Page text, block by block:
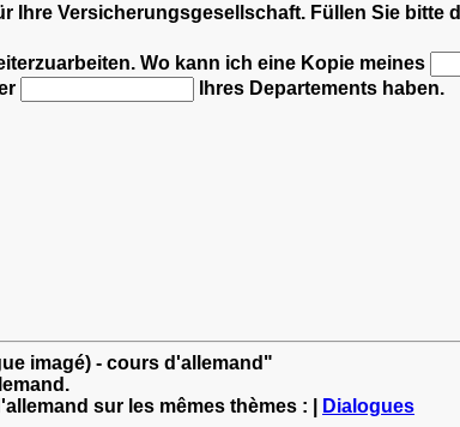
Ihre Versicherungsgesellschaft. Füllen Sie bitte
Wo kann ich eine Kopie meines
Ihres Departements haben.
imagé) - cours d'allemand"
sur les mêmes thèmes : | Dialogues